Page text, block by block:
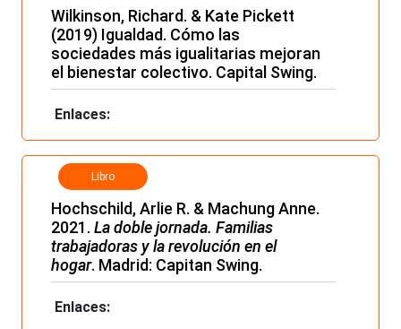
Wilkinson, Richard. & Kate Pickett
(2019) Igualdad. Cómo las
sociedades más igualitarias mejoran
el bienestar colectivo. Capital Swing.
Enlaces:
Libro
Hochschild, Arlie R. & Machung Anne.
2021. La doble jornada. Familias
trabajadoras y la revolución en el
hogar. Madrid: Capitan Swing.
Enlaces: